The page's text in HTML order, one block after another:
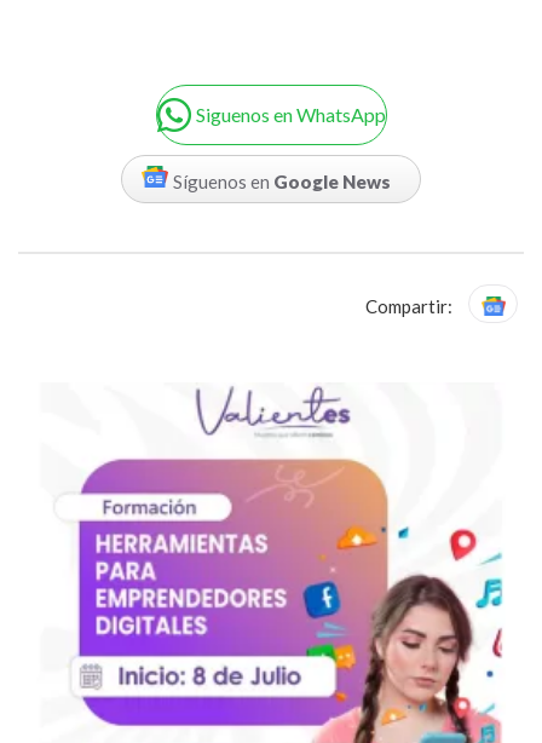
Siguenos en WhatsApp
Síguenos en Google News
Compartir: